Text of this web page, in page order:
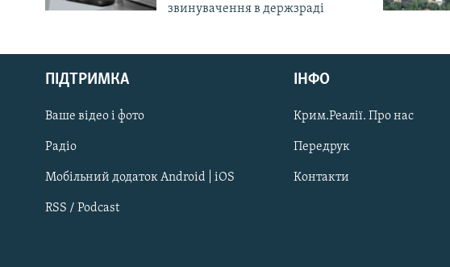
Русский
Qırımtatar
ДОЛУЧАЙСЯ!
звинувачення в держзраді
ПІДТРИМКА
Ваше відео і фото
Радіо
Мобільний додаток Android | iOS
RSS / Podcast
ІНФО
Крим.Реалії. Про нас
Передрук
Контакти